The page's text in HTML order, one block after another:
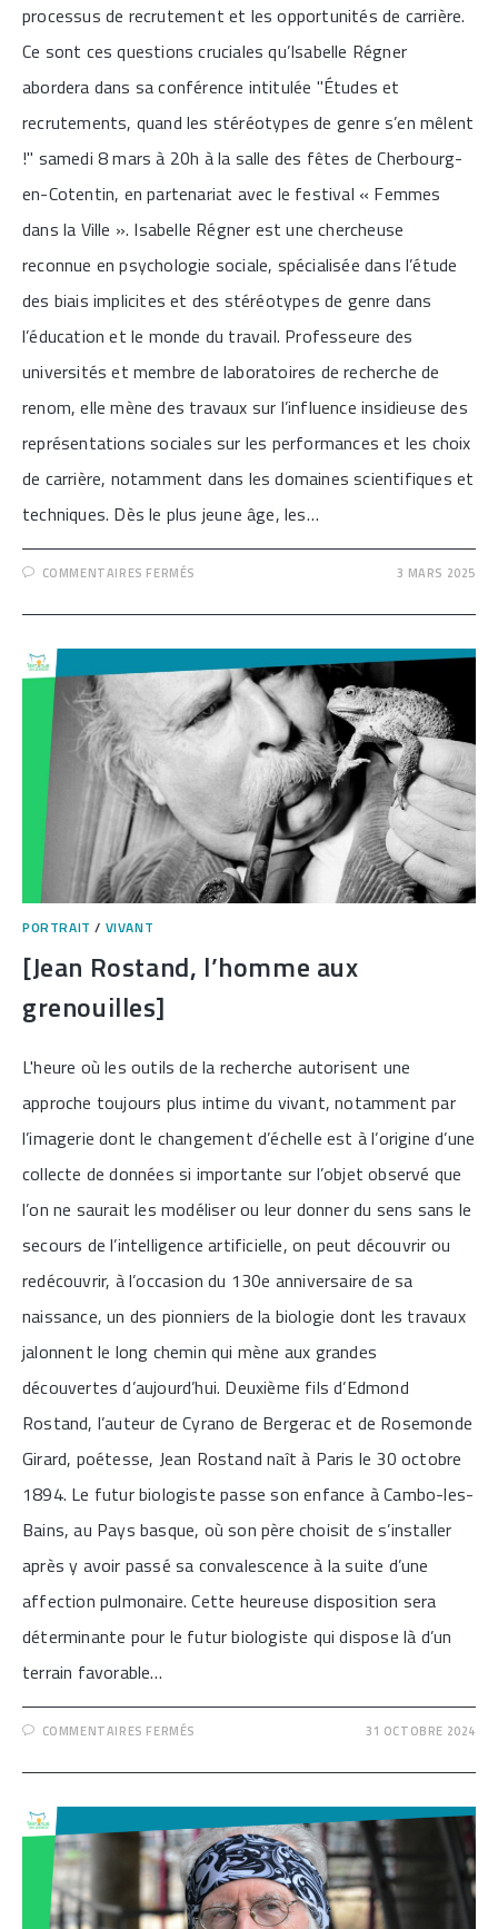
processus de recrutement et les opportunités de carrière.
Ce sont ces questions cruciales qu’Isabelle Régner
abordera dans sa conférence intitulée "Études et
recrutements, quand les stéréotypes de genre s’en mêlent
!" samedi 8 mars à 20h à la salle des fêtes de Cherbourg-
en-Cotentin, en partenariat avec le festival « Femmes
dans la Ville ». Isabelle Régner est une chercheuse
reconnue en psychologie sociale, spécialisée dans l’étude
des biais implicites et des stéréotypes de genre dans
l’éducation et le monde du travail. Professeure des
universités et membre de laboratoires de recherche de
renom, elle mène des travaux sur l’influence insidieuse des
représentations sociales sur les performances et les choix
de carrière, notamment dans les domaines scientifiques et
techniques. Dès le plus jeune âge, les…
COMMENTAIRES FERMÉS
RECRUTEMENTS
QUAND
STÉRÉOTYPES
DE
GENRE
S’EN
MÊLENT
3 MARS 2025
PORTRAIT / VIVANT
[Jean Rostand, l’homme aux
grenouilles]
L'heure où les outils de la recherche autorisent une
approche toujours plus intime du vivant, notamment par
l’imagerie dont le changement d’échelle est à l’origine d’une
collecte de données si importante sur l’objet observé que
l’on ne saurait les modéliser ou leur donner du sens sans le
secours de l’intelligence artificielle, on peut découvrir ou
redécouvrir, à l’occasion du 130e anniversaire de sa
naissance, un des pionniers de la biologie dont les travaux
jalonnent le long chemin qui mène aux grandes
découvertes d’aujourd’hui. Deuxième fils d’Edmond
Rostand, l’auteur de Cyrano de Bergerac et de Rosemonde
Girard, poétesse, Jean Rostand naît à Paris le 30 octobre
1894. Le futur biologiste passe son enfance à Cambo-les-
Bains, au Pays basque, où son père choisit de s’installer
après y avoir passé sa convalescence à la suite d’une
affection pulmonaire. Cette heureuse disposition sera
déterminante pour le futur biologiste qui dispose là d’un
terrain favorable…
COMMENTAIRES FERMÉS
L’HOMME
GRENOUILLES]
31 OCTOBRE 2024